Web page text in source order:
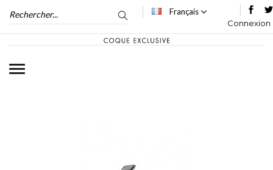
Français
Connexion